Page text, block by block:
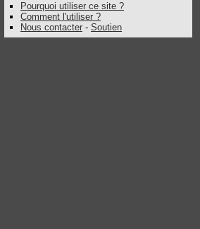
Pourquoi utiliser ce site ?
Comment l'utiliser ?
Nous contacter - Soutien